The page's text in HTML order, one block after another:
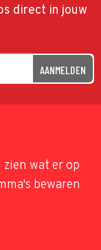
direct in jouw
AANMELDEN
zien wat er op
bewaren